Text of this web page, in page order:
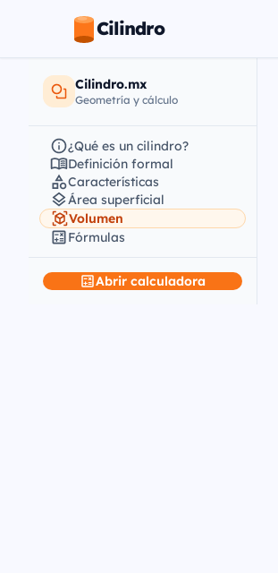
Cilindro
Cilindro.mx
Geometría y cálculo
¿Qué es un cilindro?
Definición formal
Características
Área superficial
Volumen
Fórmulas
Abrir calculadora